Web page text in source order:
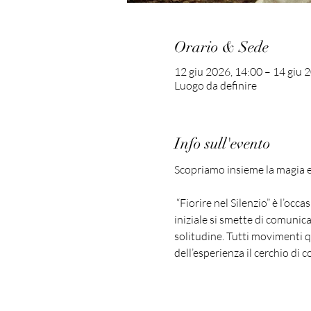
Orario & Sede
12 giu 2026, 14:00 – 14 giu
Luogo da definire
Info sull'evento
Scopriamo insieme la magia
“Fiorire nel Silenzio” è
iniziale si smette di
solitudine. Tutti movimenti
dell’esperienza il cerchio di